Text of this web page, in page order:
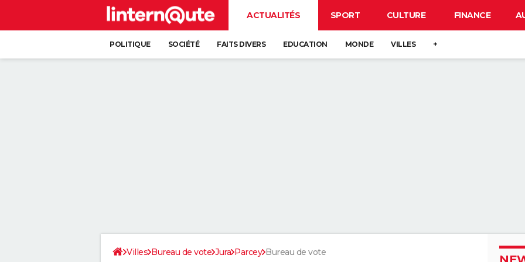
ACTUALITÉS SPORT CULTURE FINANCE
POLITIQUE SOCIÉTÉ FAITS DIVERS EDUCATION MONDE VILLES +
Villes Bureau de vote Jura Parcey Bureau de vote